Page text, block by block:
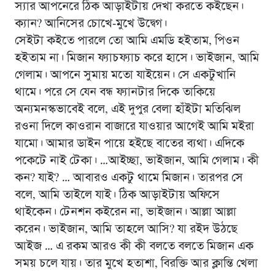
স্যার আপনেরে ঠিক আড়াইটায় দেখা করতে কইছেন।
ক্যান? আনিসের চোখে-মুখে উদ্বেগ।
সেইটা কইতে পারলে তো আমি এমডি হইতাম, পিওন
হইতাম না। মিজান ফ্যাচফ্যাচ করে হাসে। ভাইজান, আমি
গেলাম। আপনে সুমায় মতো যাইয়েন। সে একটুখানি
থামে। পরে সে যেন বন্ধ ফ্যানটার দিকে তাকিয়ে
অন্যমনস্কভাবেই বলে, এই দুপুর বেলা হাঁইটা মতিঝিল
রওনা দিলে কাওরান বাজারে যাওয়ার আগেই আমি মইরা
যামো। আমার ডাইন পায়ে হইছে বাতের ব্যথা। এদিকে
পকেটে নাই টেকা। …আইচ্ছা, ভাইজান, আমি গেলাম। কী
কন? যাই? … আবারও একটু থামে মিজান। তারপর সে
বলে, আমি তাইলে যাই। ঠিক আড়াইটায় অফিসে
থাইকেন। টেনশন কইরেন না, ভাইজান। আল্লা আল্লা
করেন। ভাইজান, আমি তাহলে আসি? যা রইদ উঠছে
আইজ … এ রকম আরও কী কী বলতে বলতে মিজান এক
সময় চলে যায়। তার মুখে হতাশা, বিরক্তি আর ক্লান্তি খেলা